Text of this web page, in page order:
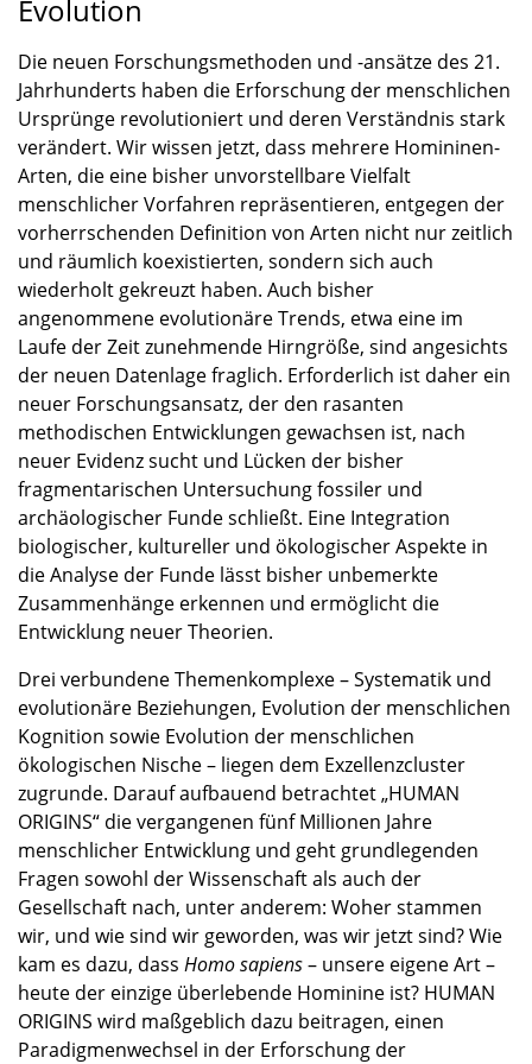
Evolution
Die neuen Forschungsmethoden und -ansätze des 21.
Jahrhunderts haben die Erforschung der menschlichen
Ursprünge revolutioniert und deren Verständnis stark
verändert. Wir wissen jetzt, dass mehrere Homininen-
Arten, die eine bisher unvorstellbare Vielfalt
menschlicher Vorfahren repräsentieren, entgegen der
vorherrschenden Definition von Arten nicht nur zeitlich
und räumlich koexistierten, sondern sich auch
wiederholt gekreuzt haben. Auch bisher
angenommene evolutionäre Trends, etwa eine im
Laufe der Zeit zunehmende Hirngröße, sind angesichts
der neuen Datenlage fraglich. Erforderlich ist daher ein
neuer Forschungsansatz, der den rasanten
methodischen Entwicklungen gewachsen ist, nach
neuer Evidenz sucht und Lücken der bisher
fragmentarischen Untersuchung fossiler und
archäologischer Funde schließt. Eine Integration
biologischer, kultureller und ökologischer Aspekte in
die Analyse der Funde lässt bisher unbemerkte
Zusammenhänge erkennen und ermöglicht die
Entwicklung neuer Theorien.
Drei verbundene Themenkomplexe – Systematik und
evolutionäre Beziehungen, Evolution der menschlichen
Kognition sowie Evolution der menschlichen
ökologischen Nische – liegen dem Exzellenzcluster
zugrunde. Darauf aufbauend betrachtet „HUMAN
ORIGINS“ die vergangenen fünf Millionen Jahre
menschlicher Entwicklung und geht grundlegenden
Fragen sowohl der Wissenschaft als auch der
Gesellschaft nach, unter anderem: Woher stammen
wir, und wie sind wir geworden, was wir jetzt sind? Wie
kam es dazu, dass Homo sapiens– unsere eigene Art –
heute der einzige überlebende Hominine ist? HUMAN
ORIGINS wird maßgeblich dazu beitragen, einen
Paradigmenwechsel in der Erforschung der